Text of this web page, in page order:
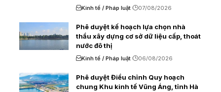
Kinh tế / Pháp luật 07/08/2026
Phê duyệt kế hoạch lựa chọn nhà
thầu xây dựng cơ sở dữ liệu cấp, thoát
nước đô thị
Kinh tế / Pháp luật 06/08/2026
Phê duyệt Điều chỉnh Quy hoạch
chung Khu kinh tế Vũng Áng, tỉnh Hà